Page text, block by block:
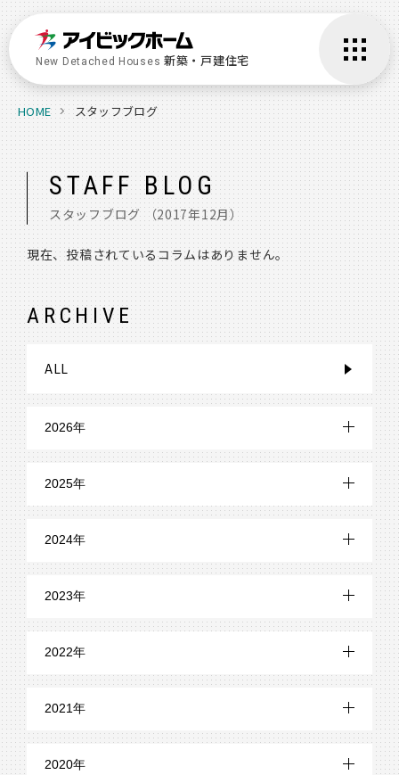
New Detached Houses 新築・戸建住宅
HOME スタッフブログ
STAFF BLOG
スタッフブログ （2017年12月）
現在、投稿されているコラムはありません。
ARCHIVE
ALL
2026年
7月 (3)
6月 (1)
4月 (1)
2月 (2)
2025年
12月 (2)
11月 (1)
9月 (2)
7月 (1)
2024年
12月 (1)
11月 (4)
9月 (3)
2023年
12月 (8)
11月 (6)
9月 (6)
2022年
12月 (6)
11月 (6)
2021年
12月 (14)
2020年